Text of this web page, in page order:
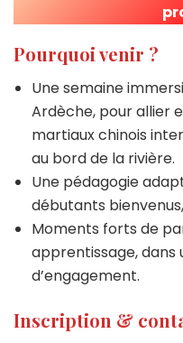
Pourquoi venir ?
Une semaine
Ardèche, pour allier
martiaux chinois
au bord de la rivière.
Une pédagogie
débutants
Moments forts de
apprentissage, dans
d’engagement.
Inscription &